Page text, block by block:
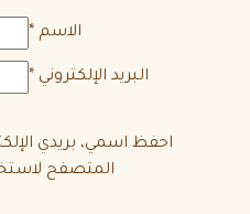
الاسم*
البريد الإلكتروني*
احفظ اسمي، بريدي
المتصفح